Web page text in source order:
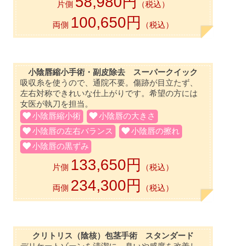
片側 （税込）
両側 100,650円 （税込）
小陰唇縮小手術・副皮除去 スーパークイック
吸収糸を使うので、通院不要。傷跡が目立たず、
左右対称できれいな仕上がりです。希望の方には
女医が執刀を担当。
小陰唇縮小術
小陰唇の大きさ
小陰唇の左右バランス
小陰唇の擦れ
小陰唇の黒ずみ
片側 133,650円 （税込）
両側 234,300円 （税込）
クリトリス（陰核）包茎手術 スタンダード